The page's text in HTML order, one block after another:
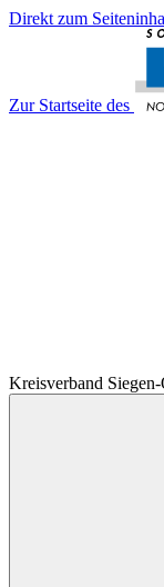
Direkt zum
Zur Startseite des
Kreisverband